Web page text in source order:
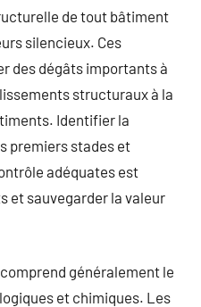
de tout bâtiment
silencieux. Ces
des dégâts importants à
structuraux à la
Identifier la
premiers stades et
adéquates est
et sauvegarder la valeur
généralement le
et chimiques. Les